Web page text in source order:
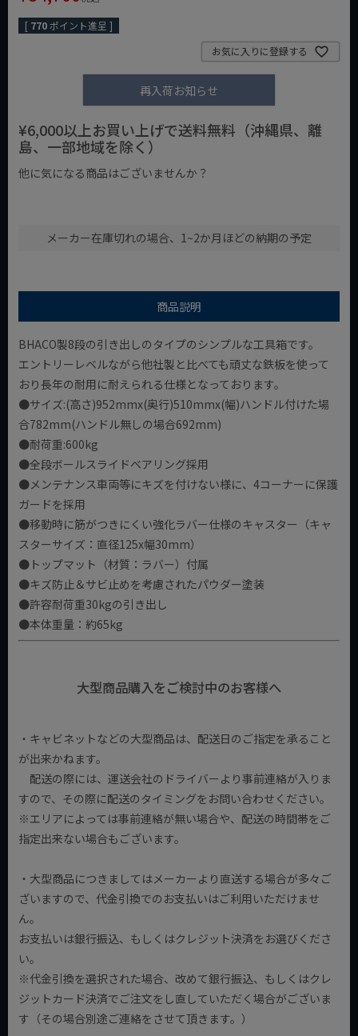
[ 770ポイント進呈 ]
お気に入りに登録する
再入荷お知らせ
¥6,000以上お買い上げで送料無料（沖縄県、離
島、一部地域を除く）
他に気になる商品はございませんか？
メーカー在庫切れの場合、1~2か月ほどの納期の予定
商品説明
BHACO製8段の引き出しのタイプのシンプルな工具箱です。
エントリーレベルながら他社製と比べても頑丈な鉄板を使って
おり長年の耐用に耐えられる仕様となっております。
●サイズ:(高さ)952mmx(奥行)510mmx(幅)ハンドル付けた場
合782mm(ハンドル無しの場合692mm)
●耐荷重:600kg
●全段ボールスライドベアリング採用
●メンテナンス車両等にキズを付けない様に、4コーナーに保護
ガードを採用
●移動時に筋がつきにくい強化ラバー仕様のキャスター（キャ
スターサイズ：直径125x幅30mm）
●トップマット（材質：ラバー）付属
●キズ防止＆サビ止めを考慮されたパウダー塗装
●許容耐荷重30kgの引き出し
●本体重量：約65kg
大型商品購入をご検討中のお客様へ
・キャビネットなどの大型商品は、配送日のご指定を承ること
が出来かねます。
配送の際には、運送会社のドライバーより事前連絡が入りま
すので、その際に配送のタイミングをお問い合わせください。
※エリアによっては事前連絡が無い場合や、配送の時間帯をご
指定出来ない場合もございます。
・大型商品につきましてはメーカーより直送する場合が多々ご
ざいますので、代金引換でのお支払いはご利用いただけませ
ん。
お支払いは銀行振込、もしくはクレジット決済をお選びくださ
い。
※代金引換を選択された場合、改めて銀行振込、もしくはクレ
ジットカード決済でご注文をし直していただく場合がございま
す（その場合別途ご連絡をさせて頂きます。）